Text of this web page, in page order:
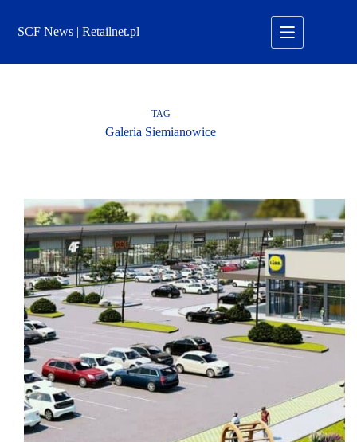
treściSCF News | Retailnet.pl
TAG
Galeria Siemianowice